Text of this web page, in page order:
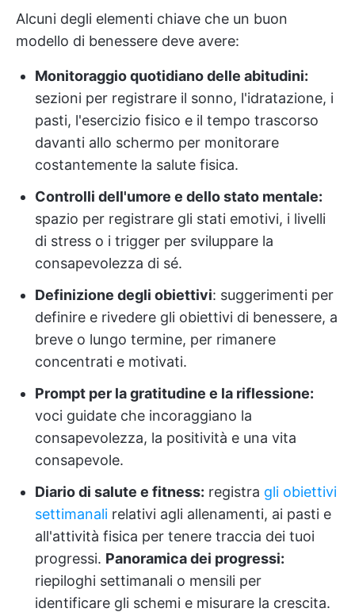
Alcuni degli elementi chiave che un buon
modello di benessere deve avere:
Monitoraggio quotidiano delle abitudini:
sezioni per registrare il sonno, l'idratazione, i
pasti, l'esercizio fisico e il tempo trascorso
davanti allo schermo per monitorare
costantemente la salute fisica.
Controlli dell'umore e dello stato mentale:
spazio per registrare gli stati emotivi, i livelli
di stress o i trigger per sviluppare la
consapevolezza di sé.
Definizione degli obiettivi: suggerimenti per
definire e rivedere gli obiettivi di benessere, a
breve o lungo termine, per rimanere
concentrati e motivati.
Prompt per la gratitudine e la riflessione:
voci guidate che incoraggiano la
consapevolezza, la positività e una vita
consapevole.
Diario di salute e fitness: registra gli obiettivi
settimanali relativi agli allenamenti, ai pasti e
all'attività fisica per tenere traccia dei tuoi
progressi. Panoramica dei progressi:
riepiloghi settimanali o mensili per
identificare gli schemi e misurare la crescita.